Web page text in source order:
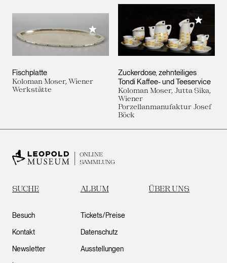
Fischplatte
Koloman Moser, Wiener
Werkstätte
Meiner Sammlung hinzufügen
Zuckerdose, zehnteiliges
Tondi Kaffee- und Teeservice
Koloman Moser, Jutta Sika,
Wiener
Porzellanmanufaktur Josef
Böck
Meiner
ONLINE
SAMMLUNG
SUCHE ALBUM ÜBER UNS
Besuch
Kontakt
Newsletter
Tickets/Preise
Datenschutz
Ausstellungen